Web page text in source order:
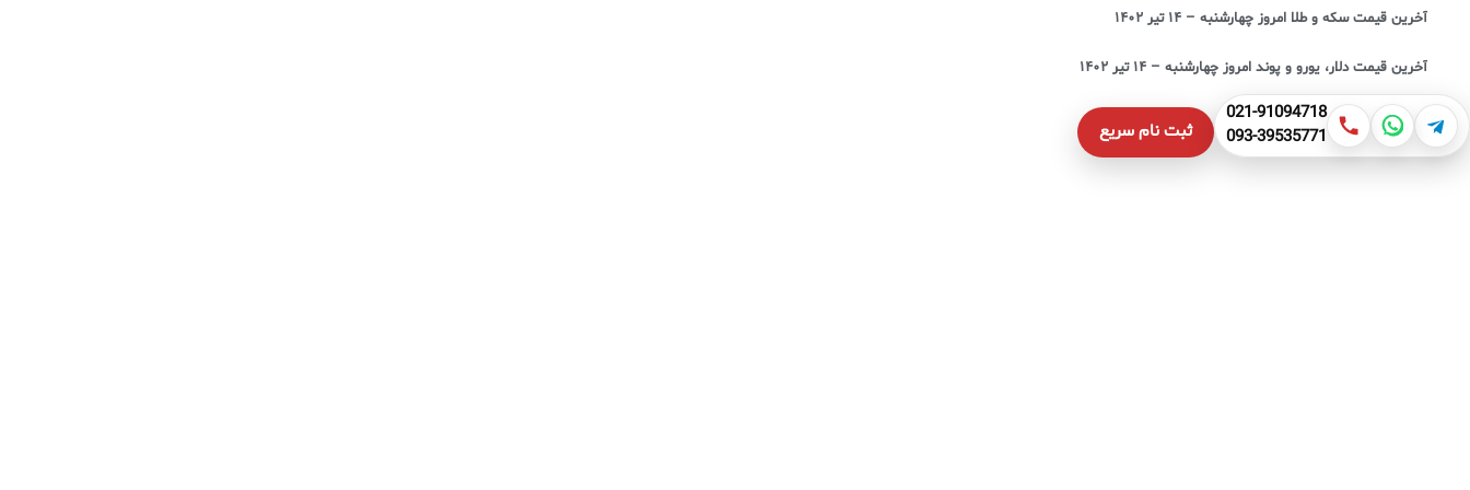
آخرین قیمت سکه و طلا امروز چهارشنبه – ۱۴ تیر ۱۴۰۲
آخرین قیمت دلار، یورو و پوند امروز چهارشنبه – ۱۴ تیر ۱۴۰۲
021-91094718
093-39535771
ثبت نام سریع